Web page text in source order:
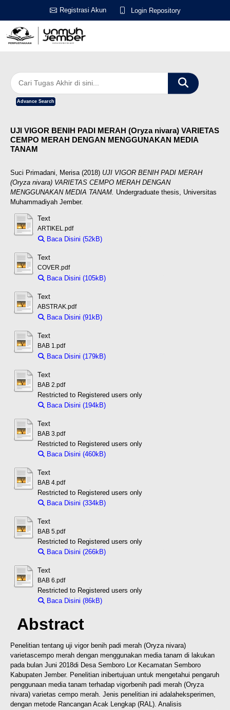
Registrasi Akun Login Repository
Advance Search
UJI VIGOR BENIH PADI MERAH (Oryza nivara) VARIETAS
CEMPO MERAH DENGAN MENGGUNAKAN MEDIA
TANAM
Suci Primadani, Merisa(2018) UJI VIGOR BENIH PADI MERAH
(Oryza nivara) VARIETAS CEMPO MERAH DENGAN
MENGGUNAKAN MEDIA TANAM. Undergraduate thesis, Universitas
Muhammadiyah Jember.
Text
ARTIKEL.pdf
Baca Disini (52kB)
Text
COVER.pdf
Baca Disini (105kB)
Text
ABSTRAK.pdf
Baca Disini (91kB)
Text
BAB 1.pdf
Baca Disini (179kB)
Text
BAB 2.pdf
Restricted to Registered users only
Baca Disini (194kB)
Text
BAB 3.pdf
Restricted to Registered users only
Baca Disini (460kB)
Text
BAB 4.pdf
Restricted to Registered users only
Baca Disini (334kB)
Text
BAB 5.pdf
Restricted to Registered users only
Baca Disini (266kB)
Text
BAB 6.pdf
Restricted to Registered users only
Baca Disini (86kB)
Abstract
Penelitian tentang uji vigor benih padi merah (Oryza nivara)
varietascempo merah dengan menggunakan media tanam di lakukan
pada bulan Juni 2018di Desa Semboro Lor Kecamatan Semboro
Kabupaten Jember. Penelitian inibertujuan untuk mengetahui pengaruh
penggunaan media tanam terhadap vigorbenih padi merah (Oryza
nivara) varietas cempo merah. Jenis penelitian ini adalaheksperimen,
dengan metode Rancangan Acak Lengkap (RAL). Analisis